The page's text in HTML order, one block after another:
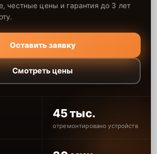
честные цены и гарантия до 3 лет
Оставить заявку
Смотреть цены
45 тыс.
отремонтировано устройств